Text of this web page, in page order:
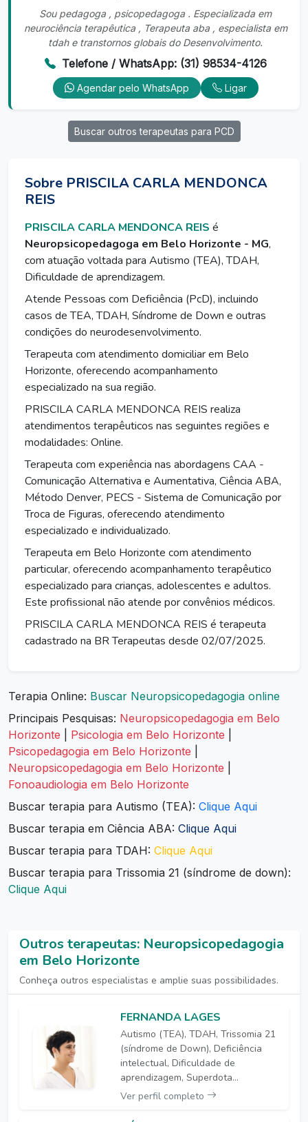
Sou pedagoga , psicopedagoga . Especializada em
neurociência terapêutica , Terapeuta aba , especialista em
tdah e transtornos globais do Desenvolvimento.
Telefone / WhatsApp: (31) 98534-4126
Agendar pelo WhatsApp Ligar
Buscar outros terapeutas para PCD
Sobre PRISCILA CARLA MENDONCA
REIS
PRISCILA CARLA MENDONCA REIS é
Neuropsicopedagoga em Belo Horizonte - MG,
com atuação voltada para Autismo (TEA), TDAH,
Dificuldade de aprendizagem.
Atende Pessoas com Deficiência (PcD), incluindo
casos de TEA, TDAH, Síndrome de Down e outras
condições do neurodesenvolvimento.
Terapeuta com atendimento domiciliar em Belo
Horizonte, oferecendo acompanhamento
especializado na sua região.
PRISCILA CARLA MENDONCA REIS realiza
atendimentos terapêuticos nas seguintes regiões e
modalidades: Online.
Terapeuta com experiência nas abordagens CAA -
Comunicação Alternativa e Aumentativa, Ciência ABA,
Método Denver, PECS - Sistema de Comunicação por
Troca de Figuras, oferecendo atendimento
especializado e individualizado.
Terapeuta em Belo Horizonte com atendimento
particular, oferecendo acompanhamento terapêutico
especializado para crianças, adolescentes e adultos.
Este profissional não atende por convênios médicos.
PRISCILA CARLA MENDONCA REIS é terapeuta
cadastrado na BR Terapeutas desde 02/07/2025.
Terapia Online: Buscar Neuropsicopedagogia online
Principais Pesquisas: Neuropsicopedagogia em Belo
Horizonte
Psicologia em Belo Horizonte
Psicopedagogia em Belo Horizonte
Neuropsicopedagogia em Belo Horizonte
Fonoaudiologia em Belo Horizonte
Buscar terapia para Autismo (TEA): Clique Aqui
Buscar terapia em Ciência ABA: Clique Aqui
Buscar terapia para TDAH: Clique Aqui
Buscar terapia para Trissomia 21 (síndrome de down):
Clique Aqui
Outros terapeutas: Neuropsicopedagogia
em Belo Horizonte
Conheça outros especialistas e amplie suas possibilidades.
FERNANDA LAGES
Autismo (TEA), TDAH, Trissomia 21
(síndrome de Down), Deficiência
intelectual, Dificuldade de
aprendizagem, Superdota...
Ver perfil completo